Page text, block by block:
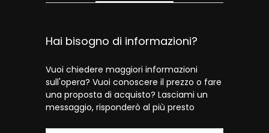
Hai bisogno di informazioni?
Vuoi chiedere maggiori informazioni
sull'opera? Vuoi conoscere il prezzo o fare
una proposta di acquisto? Lasciami un
messaggio, risponderò al più presto